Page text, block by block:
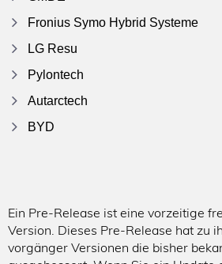
Installer
login
Fronius Symo Hybrid Systeme
LG Resu
Pylontech
Autarctech
BYD
Ein Pre-Release ist eine vorzeitige
Version. Dieses Pre-Release hat zu
vorgänger Versionen die bisher